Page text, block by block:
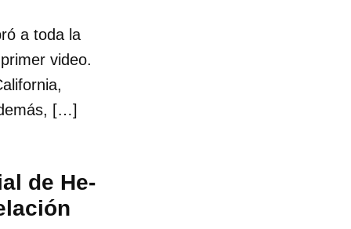
a toda la
video.
[…]
de He-